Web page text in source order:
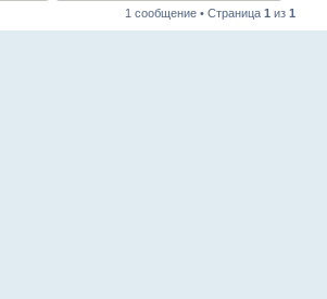
1 сообщение • Страница 1 из 1